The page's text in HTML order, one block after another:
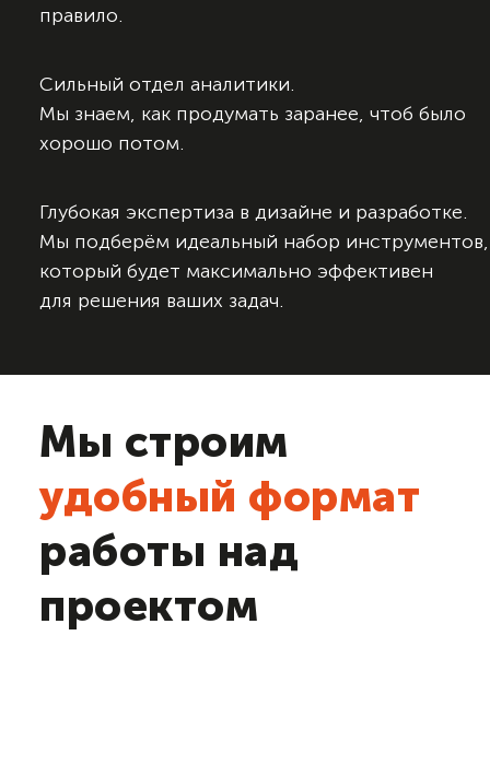
правило.
Сильный отдел аналитики.
Мы знаем, как продумать заранее,чтоб было
хорошо потом.
Глубокая экспертиза в дизайне и разработке.
Мы подберём идеальный набор инструментов,
который будет максимально эффективен
для решения ваших задач.
Мы строим
удобный формат
работы над
проектом